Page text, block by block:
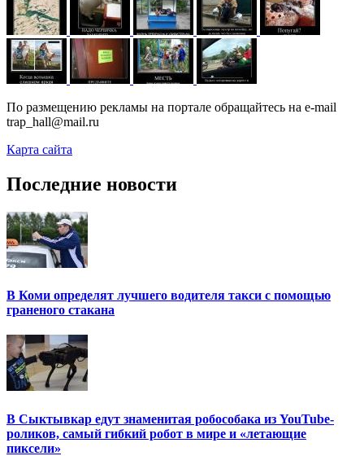
По размещению рекламы на портале обращайтесь на e-mail
trap_hall@mail.ru
Карта сайта
Последние новости
В Коми определят лучшего водителя такси с помощью
граненого стакана
В Сыктывкар едут знаменитая робособака из YouTube-
роликов, самый гибкий робот в мире и «летающие
пиксели»